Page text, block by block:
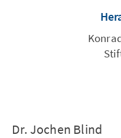
Dr. Jochen Blind